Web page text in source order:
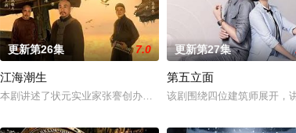
行携竹马神探
以后，林知夏忽然对他说：“江逾白，我喜欢你，哲学和生物
更新第26集 7.0
江海潮生
本剧讲述了状元实业家张謇创办大生企业，实业报国的故事。甲
更新第27集
第五立面
该剧围绕四位建筑师展开，